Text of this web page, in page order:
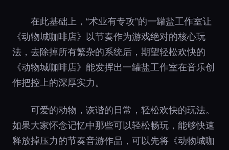
在此基础上，“术业有专攻”的一罐盐工作室让
《动物城咖啡店》以节奏作为游戏绝对的核心玩
法，去除掉所有繁杂的系统后，期望轻松欢快的
《动物城咖啡店》能发挥出一罐盐工作室在音乐创
作把控上的深厚实力。
可爱的动物，诙谐的日常，轻松欢快的玩法。
如果大家怀念记忆中那些可以轻松畅玩，能够快速
释放掉压力的节奏音游作品，可以先将《动物城咖